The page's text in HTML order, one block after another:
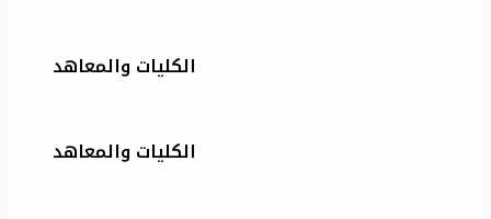
الكليات والمعاهد
الكليات والمعاهد